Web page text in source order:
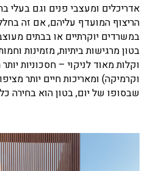
אדריכלים ומעצבי פנים וגם בעלי
הריצוף המועדף עליהם, אם זה
במשרדים יוקרתיים או בבתים
בטון מרגישות ביתיות, מזמינות
וקלות מאוד לניקוי – חסכוניות
וקרמיקה) ומאריכות חיים יותר
שבסופו של יום, בטון הוא בחירה